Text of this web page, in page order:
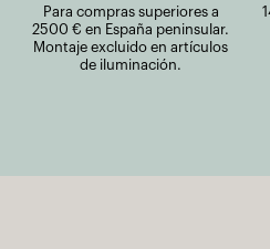
Para compras superiores a
2500 € en España peninsular.
Montaje excluido en artículos
de iluminación.